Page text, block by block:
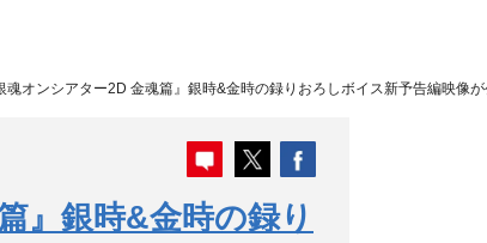
魂オンシアター2D 金魂篇』銀時&金時の録りおろしボイス新予告編映像が
』銀時&金時の録り